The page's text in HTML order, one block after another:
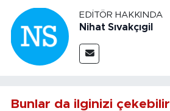
EDITÖR HAKKINDA
Nihat Sıvakçıgil
Bunlar da ilginizi çekebilir